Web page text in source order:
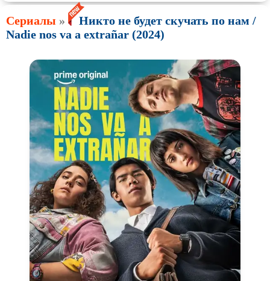
Сериалы »
Никто не будет скучать по нам /
Nadie nos va a extrañar (2024)